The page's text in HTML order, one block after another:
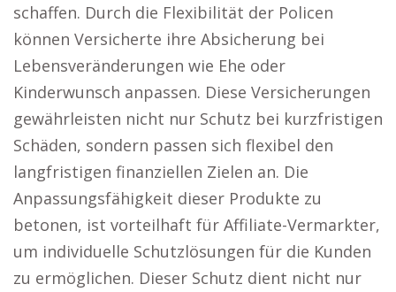
schaffen. Durch die Flexibilität der Policen
können Versicherte ihre Absicherung bei
Lebensveränderungen wie Ehe oder
Kinderwunsch anpassen. Diese Versicherungen
gewährleisten nicht nur Schutz bei kurzfristigen
Schäden, sondern passen sich flexibel den
langfristigen finanziellen Zielen an. Die
Anpassungsfähigkeit dieser Produkte zu
betonen, ist vorteilhaft für Affiliate-Vermarkter,
um individuelle Schutzlösungen für die Kunden
zu ermöglichen. Dieser Schutz dient nicht nur